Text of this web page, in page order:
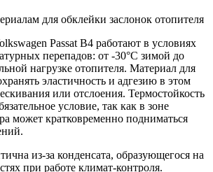
Passat B4 работают в условиях
перепадов: от -30°C зимой до
нагрузке отопителя. Материал для
эластичность и адгезию в этом
или отслоения. Термостойкость
условие, так как в зоне
может кратковременно подниматься
из-за конденсата, образующегося на
при работе климат-контроля.